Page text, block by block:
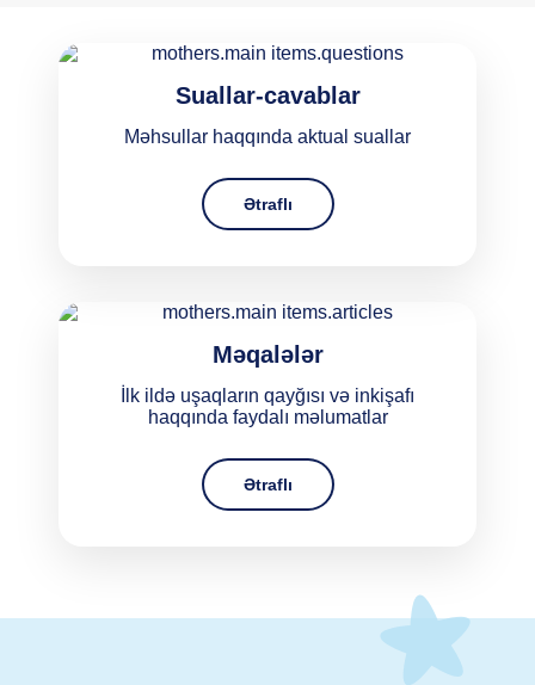
Suallar-cavablar
Məhsullar haqqında aktual suallar
Ətraflı
Məqalələr
İlk ildə uşaqların qayğısı və inkişafı
haqqında faydalı məlumatlar
Ətraflı